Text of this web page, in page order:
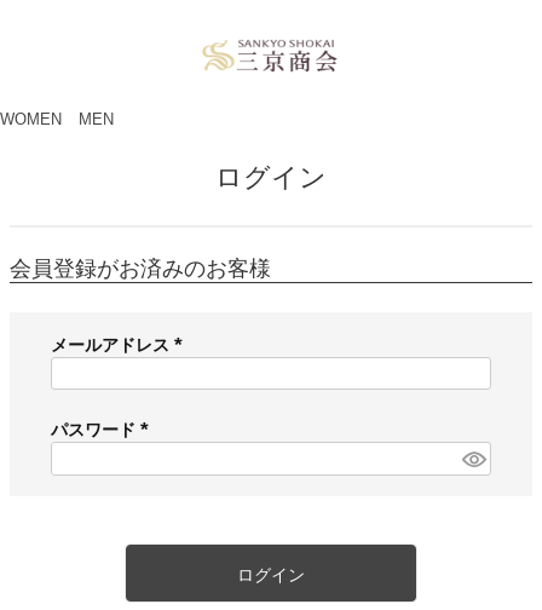
WOMEN MEN
ログイン
会員登録がお済みのお客様
メールアドレス
必
)
パスワード
必
ログイン